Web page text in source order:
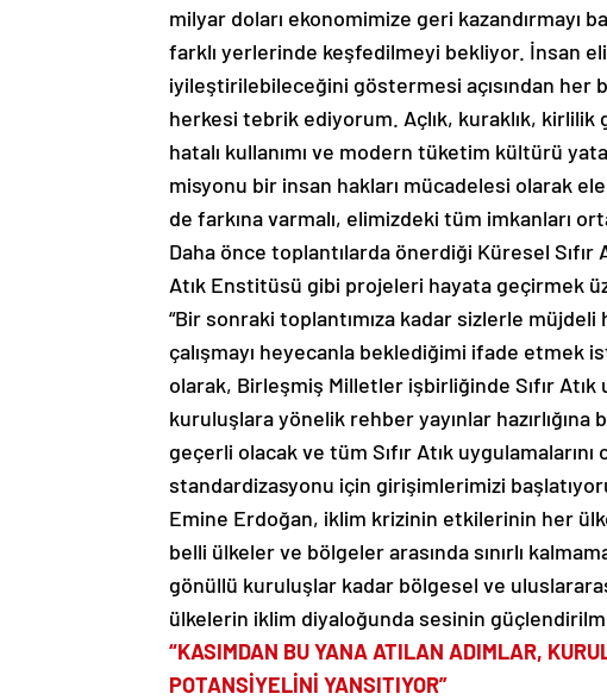
milyar doları ekonomimize geri kazandırmayı
farklı yerlerinde keşfedilmeyi bekliyor. İnsan
iyileştirilebileceğini göstermesi açısından her
herkesi tebrik ediyorum. Açlık, kuraklık,
hatalı kullanımı ve modern tüketim kültürü
misyonu bir insan hakları mücadelesi olarak
de farkına varmalı, elimizdeki tüm imkanları
Daha önce toplantılarda önerdiği Küresel Sıfır
Atık Enstitüsü gibi projeleri hayata geçirmek
“Bir sonraki toplantımıza kadar sizlerle müjdeli
çalışmayı heyecanla beklediğimi ifade
olarak, Birleşmiş Milletler işbirliğinde Sıfır
kuruluşlara yönelik rehber yayınlar
geçerli olacak ve tüm Sıfır Atık
standardizasyonu için girişimlerimizi
Emine Erdoğan, iklim krizinin etkilerinin her
belli ülkeler ve bölgeler arasında sınırlı
gönüllü kuruluşlar kadar bölgesel ve
ülkelerin iklim diyaloğunda sesinin
“KASIMDAN BU YANA ATILAN ADIMLAR,
POTANSİYELİNİ YANSITIYOR”